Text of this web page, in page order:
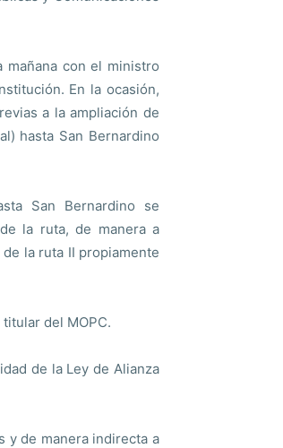
mañana con el ministro
En la ocasión,
a la ampliación de
hasta San Bernardino
San Bernardino se
la ruta, de manera a
la ruta II propiamente
del MOPC.
de la Ley de Alianza
y de manera indirecta a